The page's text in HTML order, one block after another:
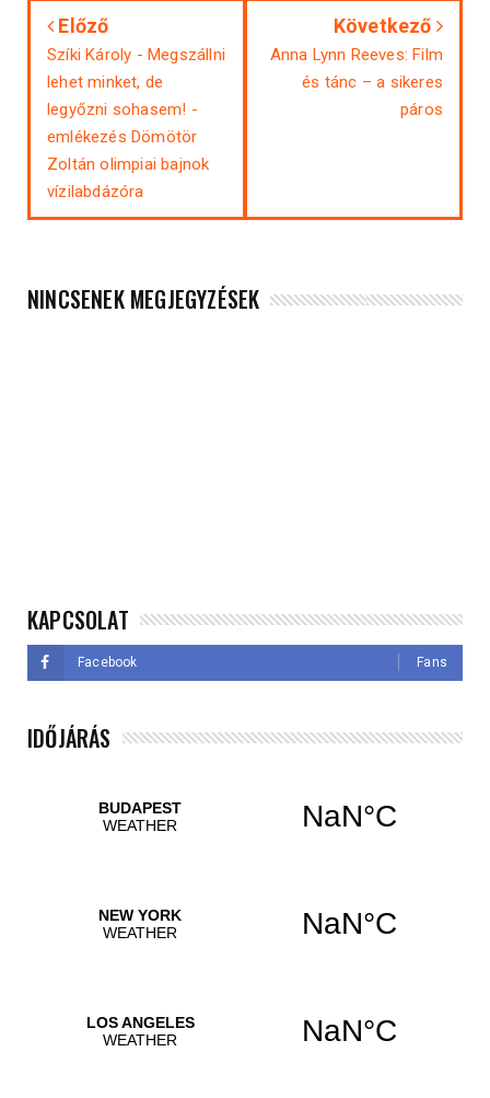
Előző
Szíki Károly - Megszállni
lehet minket, de
legyőzni sohasem! -
emlékezés Dömötör
Zoltán olimpiai bajnok
vízilabdázóra
Következő
Anna Lynn Reeves: Film
és tánc – a sikeres
páros
NINCSENEK MEGJEGYZÉSEK
KAPCSOLAT
Facebook Fans
IDŐJÁRÁS